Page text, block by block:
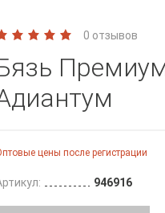
0 отзывов
цены после регистрации
946916